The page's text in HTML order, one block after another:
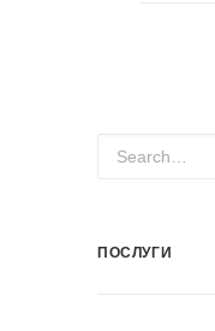
ПОСЛУГИ